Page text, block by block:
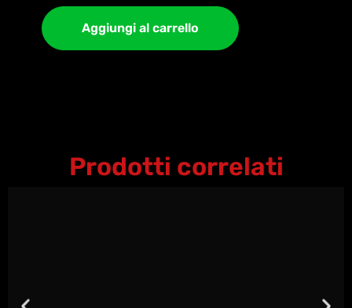
Aggiungi al carrello
Prodotti correlati